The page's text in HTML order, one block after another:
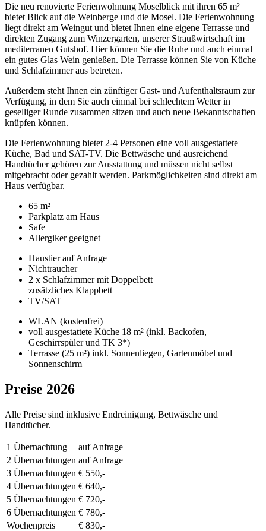
Die neu renovierte Ferienwohnung Moselblick mit ihren 65 m²
bietet Blick auf die Weinberge und die Mosel. Die Ferienwohnung
liegt direkt am Weingut und bietet Ihnen eine eigene Terrasse und
direkten Zugang zum Winzergarten, unserer Straußwirtschaft im
mediterranen Gutshof. Hier können Sie die Ruhe und auch einmal
ein gutes Glas Wein genießen. Die Terrasse können Sie von Küche
und Schlafzimmer aus betreten.
Außerdem steht Ihnen ein zünftiger Gast- und Aufenthaltsraum zur
Verfügung, in dem Sie auch einmal bei schlechtem Wetter in
geselliger Runde zusammen sitzen und auch neue Bekanntschaften
knüpfen können.
Die Ferienwohnung bietet 2-4 Personen eine voll ausgestattete
Küche, Bad und SAT-TV. Die Bettwäsche und ausreichend
Handtücher gehören zur Ausstattung und müssen nicht selbst
mitgebracht oder gezahlt werden. Parkmöglichkeiten sind direkt am
Haus verfügbar.
65 m²
Parkplatz am Haus
Safe
Allergiker geeignet
Haustier auf Anfrage
Nichtraucher
2 x Schlafzimmer mit Doppelbett
zusätzliches Klappbett
TV/SAT
WLAN (kostenfrei)
voll ausgestattete Küche 18 m² (inkl. Backofen,
Geschirrspüler und TK 3*)
Terrasse (25 m²) inkl. Sonnenliegen, Gartenmöbel und
Sonnenschirm
Preise 2026
Alle Preise sind inklusive Endreinigung, Bettwäsche und
Handtücher.
1 Übernachtung
auf Anfrage
2 Übernachtungen auf Anfrage
3 Übernachtungen € 550,-
4 Übernachtungen € 640,-
5 Übernachtungen € 720,-
6 Übernachtungen € 780,-
Wochenpreis
€ 830,-